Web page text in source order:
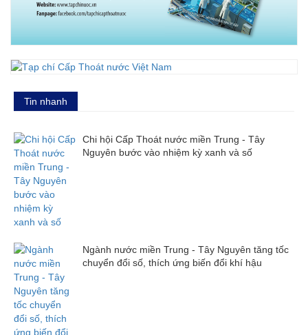
Tin nhanh
Chi hội Cấp Thoát nước miền Trung - Tây
Nguyên bước vào nhiệm kỳ xanh và số
Ngành nước miền Trung - Tây Nguyên tăng tốc
chuyển đổi số, thích ứng biến đổi khí hậu